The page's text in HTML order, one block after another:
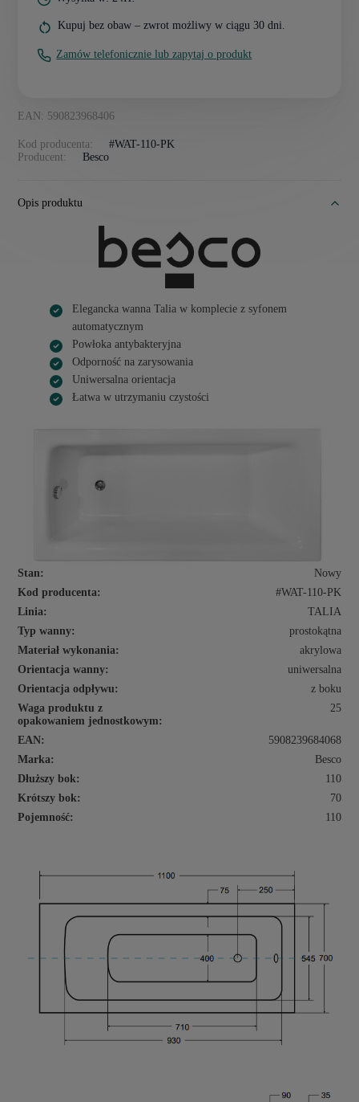
EAN: 590823968406
Kod producenta:
#WAT-110-PK
Producent:
Besco
Kupuj bez obaw – zwrot możliwy w ciągu 30 dni.
Zamów telefonicznie lub zapytaj o produkt
Opis produktu
Elegancka wanna Talia w komplecie z syfonem
automatycznym
Powłoka antybakteryjna
Odporność na zarysowania
Uniwersalna orientacja
Łatwa w utrzymaniu czystości
Stan:
Nowy
Kod producenta:
#WAT-110-PK
Linia:
TALIA
Typ wanny:
prostokątna
Materiał wykonania:
akrylowa
Orientacja wanny:
uniwersalna
Orientacja odpływu:
z boku
Waga produktu z
opakowaniem jednostkowym:
25
EAN:
5908239684068
Marka:
Besco
Dłuższy bok:
110
Krótszy bok:
70
Pojemność:
110